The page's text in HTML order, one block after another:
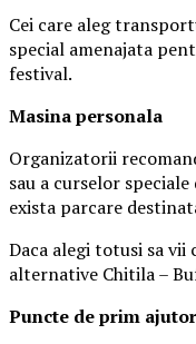
Cei care aleg
special amenajata
festival.
Masinapersonala
Organizatorii
sau a curselor
exista parcare
Daca alegi totusi sa
alternative Chitila –
Puncte de prim ajutor